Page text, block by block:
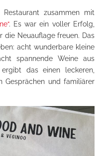
zusammen mit
. Es war ein voller Erfolg,
die Neuauflage freuen. Das
acht wunderbare kleine
spannende Weine aus
das einen leckeren,
Gesprächen und familiärer